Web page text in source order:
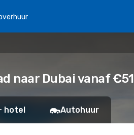
naar Dubai vanaf €51
hotel Autohuur